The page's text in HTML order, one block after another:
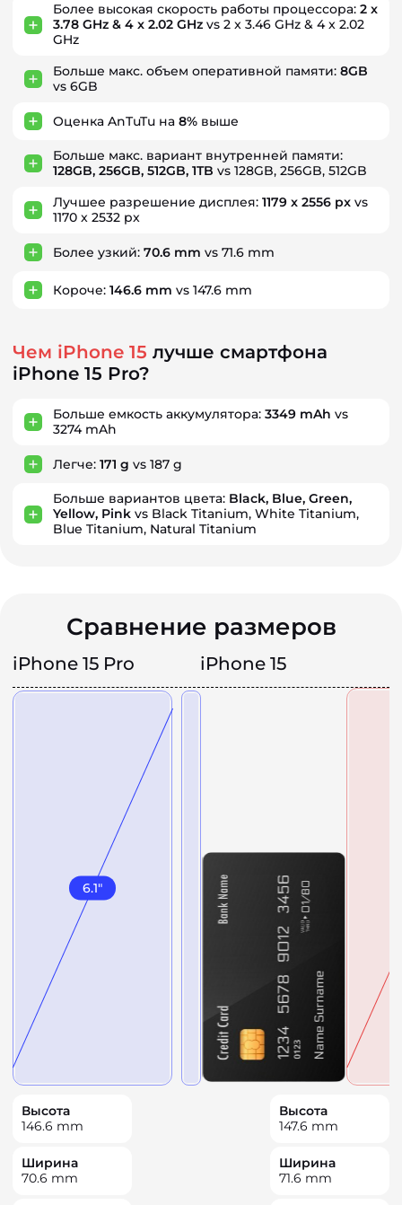
Более высокая скорость работы процессора: 2 x
3.78 GHz & 4 x 2.02 GHz vs 2 x 3.46 GHz & 4 x 2.02
GHz
Больше макс. объем оперативной памяти: 8GB
vs 6GB
Оценка AnTuTu на 8% выше
Больше макс. вариант внутренней памяти:
128GB, 256GB, 512GB, 1TB vs 128GB, 256GB, 512GB
Лучшее разрешение дисплея: 1179 x 2556 px vs
1170 x 2532 px
Более узкий: 70.6 mm vs 71.6 mm
Короче: 146.6 mm vs 147.6 mm
Чем iPhone 15 лучше смартфона
iPhone 15 Pro?
Больше емкость аккумулятора: 3349 mAh vs
3274 mAh
Легче: 171 g vs 187 g
Больше вариантов цвета: Black, Blue, Green,
Yellow, Pink vs Black Titanium, White Titanium,
Blue Titanium, Natural Titanium
Сравнение размеров
iPhone 15 Pro iPhone 15
6.1"
Высота
146.6 mm
Ширина
70.6 mm
Высота
147.6 mm
Ширина
71.6 mm